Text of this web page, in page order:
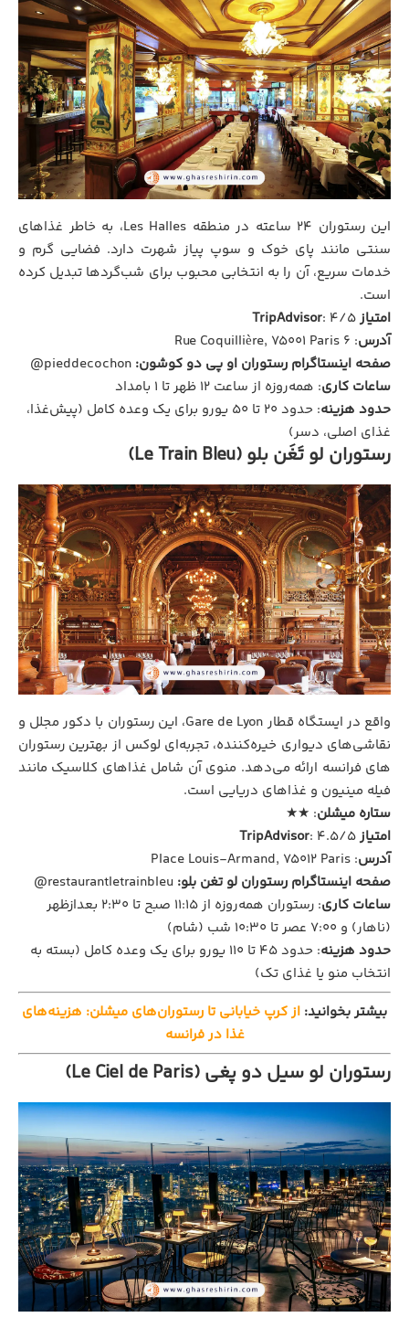
این رستوران ۲۴ ساعته در منطقه Les Halles، به خاطر غذاهای
سنتی مانند پای خوک و سوپ پیاز شهرت دارد. فضایی گرم و
خدمات سریع، آن را به انتخابی محبوب برای شب‌گردها تبدیل کرده
است.
امتیاز TripAdvisor: ۴/۵
آدرس: ۶ Rue Coquillière, 75001 Paris
صفحه اینستاگرام رستوران او پی دو کوشون: pieddecochon@
ساعات کاری: همه‌روزه از ساعت ۱۲ ظهر تا ۱ بامداد
حدود هزینه
: حدود ۲۰ تا ۵۰ یورو برای یک وعده کامل (پیش‌غذا،
غذای اصلی، دسر)
رستوران لو تَغَن بلو (Le Train Bleu)
واقع در ایستگاه قطار Gare de Lyon، این رستوران با دکور مجلل و
نقاشی‌های دیواری خیره‌کننده، تجربه‌ای لوکس از بهترین رستوران
های فرانسه ارائه می‌دهد. منوی آن شامل غذاهای کلاسیک مانند
فیله مینیون و غذاهای دریایی است.
ستاره میشلن: ★★
امتیاز TripAdvisor: ۴.۵/۵
آدرس: Place Louis-Armand, 75012 Paris
صفحه اینستاگرام رستوران لو تغن بلو: restaurantletrainbleu@
ساعات کاری
: رستوران همه‌روزه از ۱۱:۱۵ صبح تا ۲:۳۰ بعدازظهر
(ناهار) و ۷:۰۰ عصر تا ۱۰:۳۰ شب (شام)
حدود هزینه
: حدود ۴۵ تا ۱۱۰ یورو برای یک وعده کامل (بسته به
انتخاب منو یا غذای تک)
بیشتر بخوانید: از کرپ خیابانی تا رستوران‌های میشلن: هزینه‌های
غذا در فرانسه
رستوران لو سیل دو پغی (Le Ciel de Paris)